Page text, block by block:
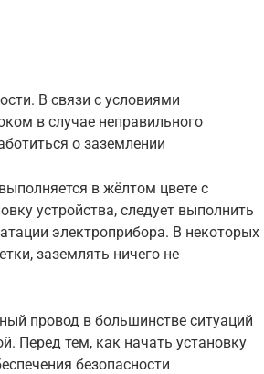
В связи с условиями
в случае неправильного
о заземлении
в жёлтом цвете с
устройства, следует выполнить
электроприбора. В некоторых
заземлять ничего не
провод в большинстве ситуаций
Перед тем, как начать установку
безопасности